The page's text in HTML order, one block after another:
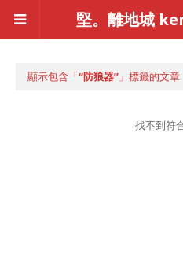
堅。離地城
顯示包含「 防狼器 」標籤的文章
找不到符